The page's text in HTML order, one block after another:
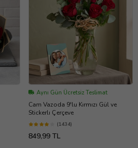
Aynı Gün Ücretsiz Teslimat
Cam Vazoda 9'lu Kırmızı Gül ve
Stickerlı Çerçeve
(1434)
849,99 TL